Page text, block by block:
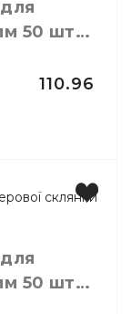
50 шт
110.96
50 шт